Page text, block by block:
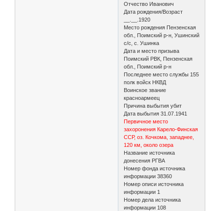
Отчество Иванович
Дата рождения/Возраст
__.__.1920
Место рождения Пензенская
обл., Поимский р-н, Ушинский
с/с, с. Ушинка
Дата и место призыва
Поимский РВК, Пензенская
обл., Поимский р-н
Последнее место службы 155
полк войск НКВД
Воинское звание
красноармеец
Причина выбытия убит
Дата выбытия 31.07.1941
Первичное место
захоронения Карело-Финская
ССР, оз. Кочкома, западнее,
120 км, около озера
Название источника
донесения РГВА
Номер фонда источника
информации 38360
Номер описи источника
информации 1
Номер дела источника
информации 108